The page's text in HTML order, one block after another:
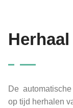
De
op tijd herhalen